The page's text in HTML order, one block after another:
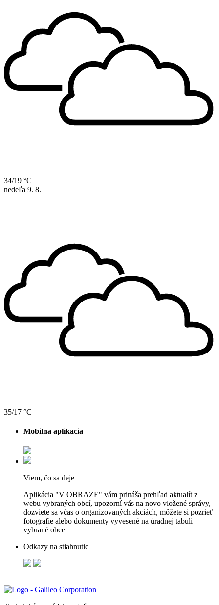
34/19 °C
nedeľa 9. 8.
35/17 °C
Mobilná aplikácia
Viem, čo sa deje
Aplikácia "V OBRAZE" vám prináša prehľad aktualít z
webu vybraných obcí, upozorní vás na novo vložené správy,
dozviete sa včas o organizovaných akciách, môžete si pozrieť
fotografie alebo dokumenty vyvesené na úradnej tabuli
vybrané obce.
Odkazy na stiahnutie